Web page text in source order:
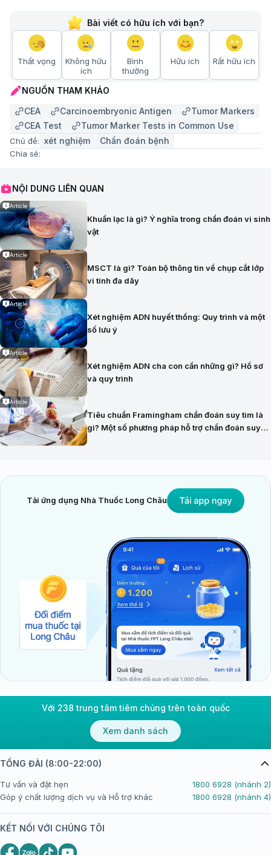
Bài viết có hữu ích với bạn?
Thất vọng
Không hữu
ích
Bình
thường
Hữu ích Rất hữu ích
NGUỒN THAM KHẢO
CEA
Carcinoembryonic Antigen
Tumor Markers
CEA Test
Tumor Marker Tests in Common Use
Chủ đề: xét nghiệm Chẩn đoán bệnh
Chia sẻ:
NỘI DUNG LIÊN QUAN
Article
Khuẩn lạc là gì? Ý nghĩa trong chẩn đoán vi sinh
vật
Article
MSCT là gì? Toàn bộ thông tin về chụp cắt lớp
vi tính đa dãy
Article
Xét nghiệm ADN huyết thống: Quy trình và một
số lưu ý
Article
Xét nghiệm ADN cha con cần những gì? Hồ sơ
và quy trình
Article
Tiêu chuẩn Framingham chẩn đoán suy tim là
gì? Một số phương pháp hỗ trợ chẩn đoán suy
Tải ứng dụng Nhà Thuốc Long Châu
Với 238 trung tâm tiêm chủng trên toàn quốc
Xem danh sách
TỔNG ĐÀI (8:00-22:00)
Tư vấn và đặt hẹn
1800 6928 (nhánh 2)
Góp ý chất lượng dịch vụ và Hỗ trợ khác
1800 6928 (nhánh 4)
KẾT NỐI VỚI CHÚNG TÔI